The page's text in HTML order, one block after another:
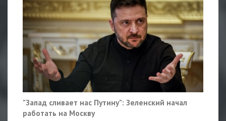
"Запад сливает нас Путину": Зеленский начал
работать на Москву